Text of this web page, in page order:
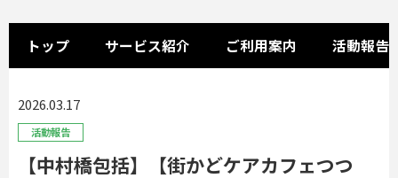
トップ サービス紹介 ご利用案内 活動報告
2026.03.17
活動報告
【中村橋包括】【街かどケアカフェつつ